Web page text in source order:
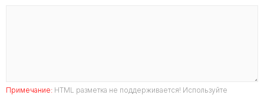
Примечание: HTML разметка не поддерживается! Используйте